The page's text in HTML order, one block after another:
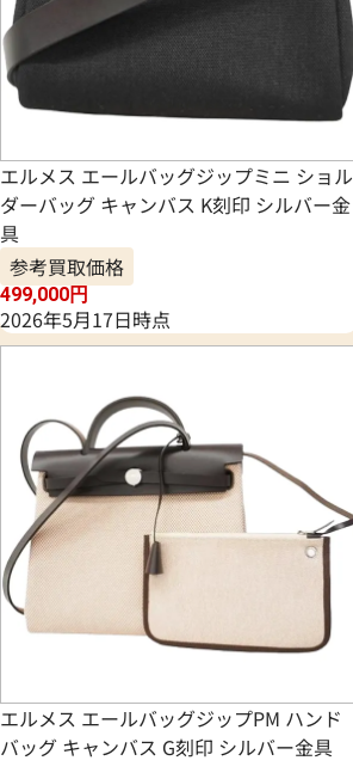
エルメス エールバッグジップミニ ショル
ダーバッグ キャンバス K刻印 シルバー金
具
参考買取価格
499,000円
2026年5月17日時点
エルメス エールバッグジップPM ハンド
バッグ キャンバス G刻印 シルバー金具